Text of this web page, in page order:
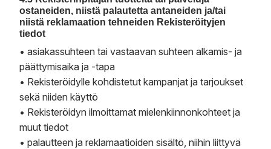
ostaneiden, niistä palautetta antaneiden ja/tai
niistä reklamaation tehneiden Rekisteröityjen
tiedot
• asiakassuhteen tai vastaavan suhteen alkamis- ja
päättymisaika ja -tapa
• Rekisteröidylle kohdistetut kampanjat ja tarjoukset
sekä niiden käyttö
• Rekisteröidyn ilmoittamat mielenkiinnonkohteet ja
muut tiedot
• palautteen ja reklamaatioiden sisältö, niihin liittyvä